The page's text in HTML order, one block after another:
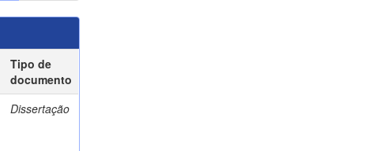
Tipo de
documento
Dissertação